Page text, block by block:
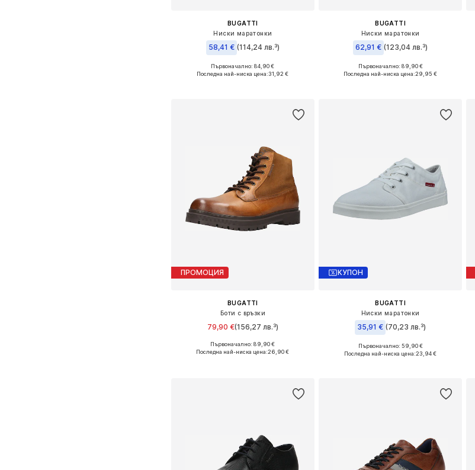
BUGATTI
Ниски маратонки
58,41 € (114,24 лв.³)
Налични размери: 40, 41, 42, 43, 44
Първоначално: 84,90 €
Последна най-ниска цена:31,92 €
BUGATTI
Ниски маратонки
62,91 € (123,04 лв.³)
Налични размери: 40, 42, 43, 44
Първоначално: 89,90 €
Последна най-ниска цена:29,95 €
ПРОМОЦИЯ
BUGATTI
Боти с връзки
79,90 €(156,27 лв.³)
Налични размери: 40, 41, 42, 43, 44
Първоначално: 89,90 €
Последна най-ниска цена:26,90 €
КУПОН
BUGATTI
Ниски маратонки
35,91 € (70,23 лв.³)
Налични размери: 40, 41, 42, 43, 44, 45
Първоначално: 59,90 €
Последна най-ниска цена:23,94 €